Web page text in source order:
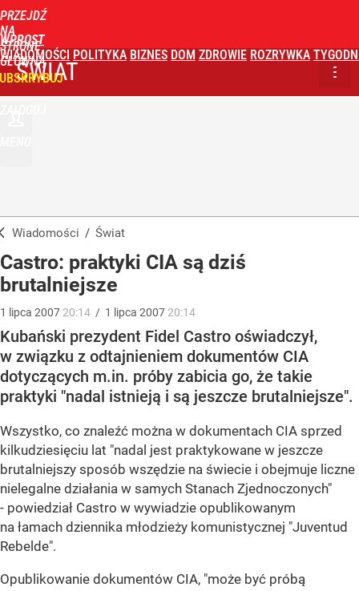
PRZEJDŹ
NA
STRONĘ
GŁÓWNĄ
WPROST
WIADOMOŚCI POLITYKA BIZNES DOM ZDROWIE ROZRYWKA
ŚWIAT
Wiadomości / Świat
Castro: praktyki CIA są dziś
brutalniejsze
1 lipca 2007 20:14 / 1 lipca 2007 20:14
Kubański prezydent Fidel Castro oświadczył,
w związku z odtajnieniem dokumentów CIA
dotyczących m.in. próby zabicia go, że takie
praktyki "nadal istnieją i są jeszcze brutalniejsze".
Wszystko, co znaleźć można w dokumentach CIA sprzed
kilkudziesięciu lat "nadal jest praktykowane w jeszcze
brutalniejszy sposób wszędzie na świecie i obejmuje liczne
nielegalne działania w samych Stanach Zjednoczonych"
- powiedział Castro w wywiadzie opublikowanym
na łamach dziennika młodzieży komunistycznej "Juventud
Rebelde".
Opublikowanie dokumentów CIA, "może być próbą